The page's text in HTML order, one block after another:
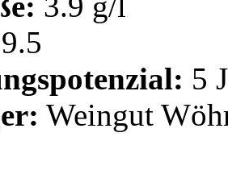
9.5
5
Weingut